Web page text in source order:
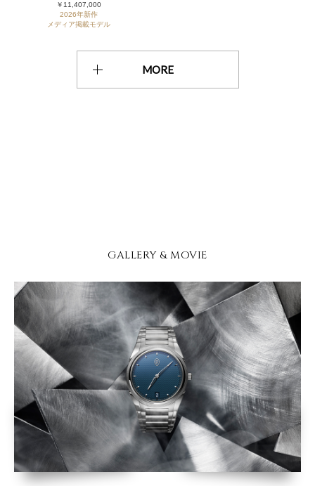
￥11,407,000
2026年新作
メディア掲載モデル
MORE
GALLERY & MOVIE